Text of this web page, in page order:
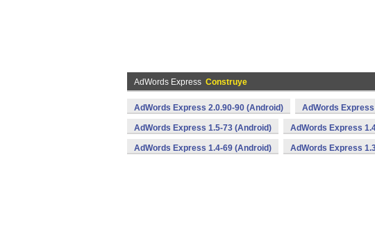
AdWords Express Construye
AdWords Express 2.0.90-90 (Android) AdWords
AdWords Express 1.5-73 (Android) AdWords Express
AdWords Express 1.4-69 (Android) AdWords Express